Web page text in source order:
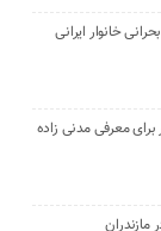
خانوار ایرانی
معرفی مدنی زاده